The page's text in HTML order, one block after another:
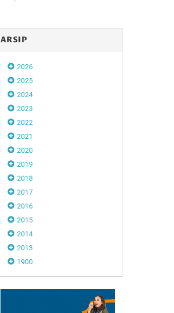
ARSIP
2026
2025
2024
2023
2022
2021
2020
2019
2018
2017
2016
2015
2014
2013
1900